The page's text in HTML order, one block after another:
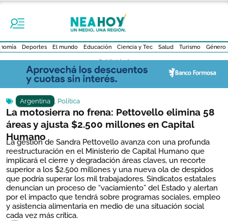
Deportes El mundo Educación Ciencia y Tec Salud Turismo Género
- Publicidad -
Argentina , Política
La motosierra no frena: Pettovello elimina 58
áreas y ajusta $2.500 millones en Capital
Humano
La gestión de Sandra Pettovello avanza con una profunda
reestructuración en el Ministerio de Capital Humano que
implicará el cierre y degradación áreas claves, un recorte
superior a los $2.500 millones y una nueva ola de despidos
que podría superar los mil trabajadores. Sindicatos estatales
denuncian un proceso de “vaciamiento” del Estado y alertan
por el impacto que tendrá sobre programas sociales, empleo
y asistencia alimentaria en medio de una situación social
cada vez más crítica.